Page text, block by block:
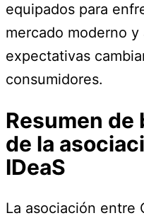
equipados para
mercado moderno y
expectativas
consumidores.
Resumen
de la
IDeaS
La asociación entre